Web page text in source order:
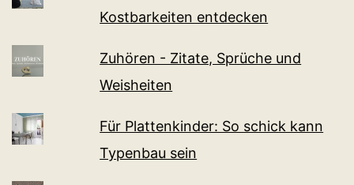
Kostbarkeiten entdecken
Zuhören - Zitate, Sprüche und
Weisheiten
Für Plattenkinder: So schick kann
Typenbau sein